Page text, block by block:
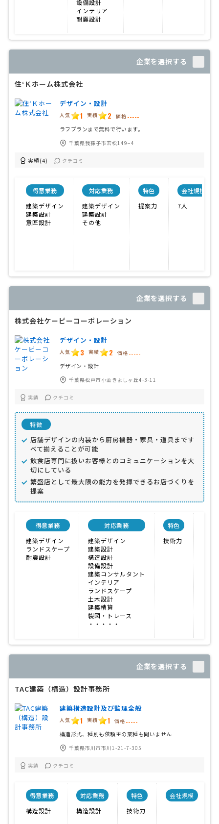
設備設計
インテリア
耐震設計
企業を選択する
住‘Ｋホーム株式会社
デザイン・設計
人気 1 実績 2 価格 -----
ラフプランまで無料で行います。
千葉県我孫子市若松149−4
実績(4) クチコミ
得意業務
建築デザイン
建築設計
意匠設計
対応業務
建築デザイン
建築設計
その他
特色
提案力
会社規模
7人
企業を選択する
株式会社ケーピーコーポレーション
デザイン・設計
人気 3 実績 2 価格 -----
デザイン・設計
千葉県松戸市小金きよしヶ丘4-3-11
実績 クチコミ
特徴
店舗デザインの内装から厨房機器・家具・道具まです
べて揃えることが可能
飲食店専門に扱いお客様とのコミュニケーションを大
切にしている
繁盛店として最大限の能力を発揮できるお店づくりを
提案
得意業務
建築デザイン
ランドスケープ
耐震設計
対応業務
建築デザイン
建築設計
構造設計
設備設計
建築コンサルタント
インテリア
ランドスケープ
土木設計
建築積算
製図・トレース
・・・・・
特色
技術力
企業を選択する
TAC建築（構造）設計事務所
建築構造設計及び監理全般
人気 1 実績 1 価格 -----
構造形式、種別も依頼主の業種も問いません
千葉県市川市市川1-21-7-305
実績 クチコミ
得意業務
構造設計
対応業務
構造設計
特色
技術力
会社規模